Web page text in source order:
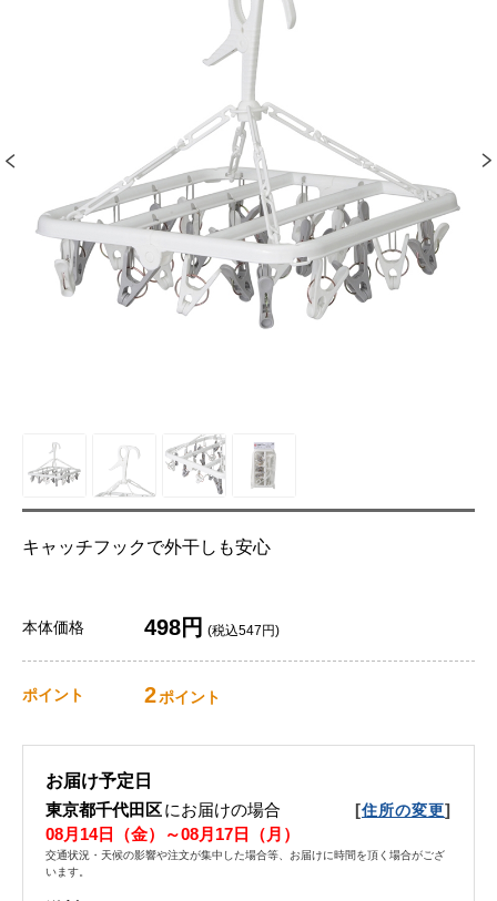
キャッチフックで外干しも安心
本体価格 498円 (税込547円)
ポイント 2ポイント
お届け予定日
東京都千代田区にお届けの場合 [住所の変更]
08月14日（金）～08月17日（月）
交通状況・天候の影響や注文が集中した場合等、お届けに時間を頂く場合がござ
います。